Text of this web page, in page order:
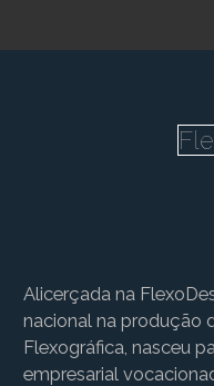
Alicerçada na
nacional na produção
Flexográfica, nasceu
empresarial